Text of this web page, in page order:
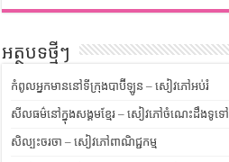
អត្ថបទថ្មីៗ
កំពូលអ្នកមាននៅទីក្រុងបាប៊ីឡូន – សៀវភៅអប់រំ
សីលធម៌នៅក្នុងសង្គមខ្មែរ – សៀវភៅចំណេះដឹងទូទៅ
សិល្បះចរចា – សៀវភៅពាណិជ្ជកម្ម